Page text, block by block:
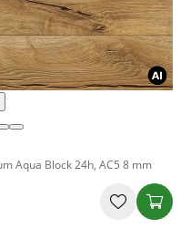
Aqua Block 24h, AC5 8 mm